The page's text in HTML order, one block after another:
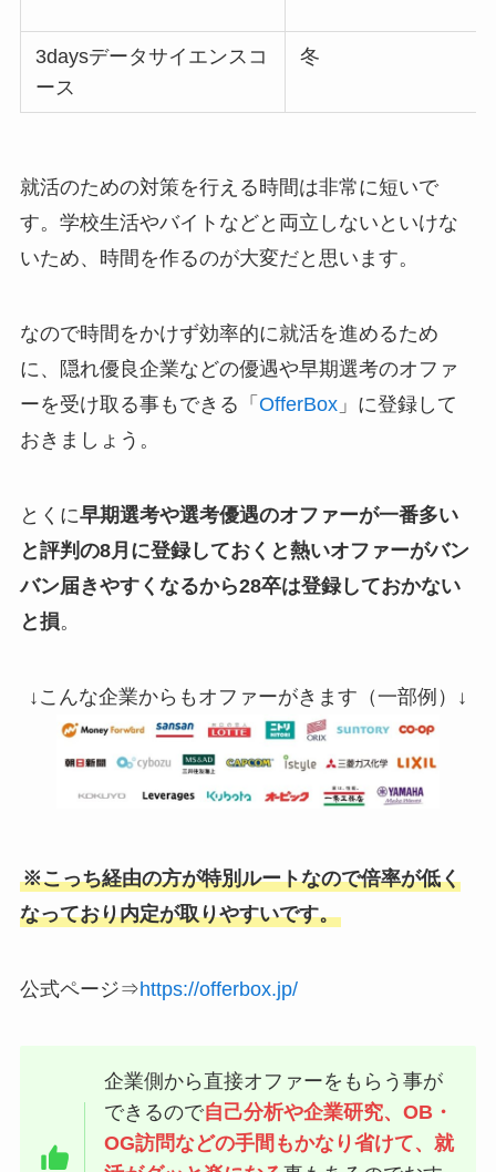
3daysデータサイエンスコ
ース
冬
就活のための対策を行える時間は非常に短いで
す。学校生活やバイトなどと両立しないといけな
いため、時間を作るのが大変だと思います。
なので時間をかけず効率的に就活を進めるため
に、隠れ優良企業などの優遇や早期選考のオファ
ーを受け取る事もできる「 OfferBox」に登録して
おきましょう。
とくに早期選考や選考優遇のオファーが一番多い
と評判の8月に登録しておくと熱いオファーがバン
バン届きやすくなるから28卒は登録しておかない
と損。
↓こんな企業からもオファーがきます（一部例）↓
※こっち経由の方が特別ルートなので倍率が低く
なっており内定が取りやすいです。
公式ページ⇒https://offerbox.jp/
企業側から直接オファーをもらう事が
できるので自己分析や企業研究、OB・
OG訪問などの手間もかなり省けて、就